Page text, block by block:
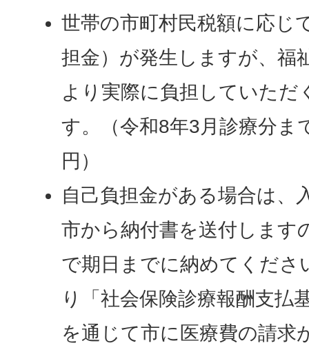
世帯の市町村民税額に応じ
担金）が発生しますが、福
より実際に負担していただ
す。（令和8年3月診療分ま
円）
自己負担金がある場合は、
市から納付書を送付します
で期日までに納めてくださ
り「社会保険診療報酬支払
を通じて市に医療費の請求